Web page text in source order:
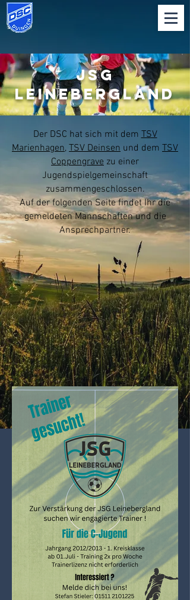
JSG
Leinebergland
Der DSC hat sich mit demTSV
Marienhagen, TSV Deinsen und dem TSV
Coppengrave zu einer
Jugendspielgemeinschaft
zusammengeschlossen.
Auf der folgenden Seite findet Ihr die
gemeldeten Mannschaften und die
Ansprechpartner.